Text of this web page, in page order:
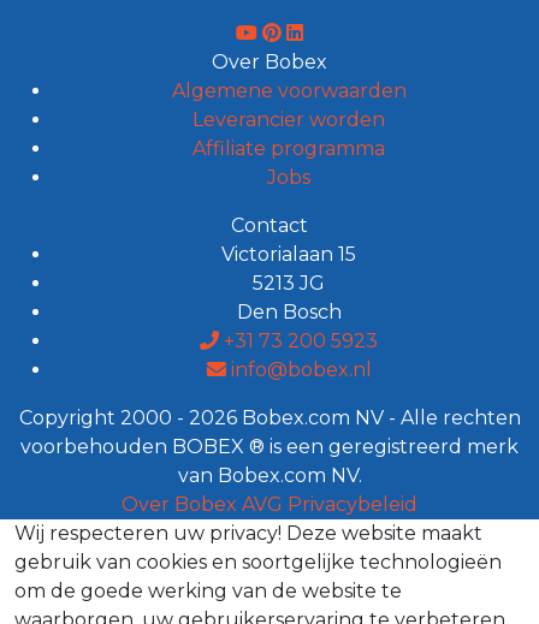
Over Bobex
Algemene voorwaarden
Leverancier worden
Affiliate programma
Jobs
Contact
Victorialaan 15
5213 JG
Den Bosch
+31 73 200 5923
info@bobex.nl
Copyright 2000 - 2026 Bobex.com NV - Alle rechten
voorbehouden BOBEX ® is een geregistreerd merk
van Bobex.com NV.
Over Bobex AVG Privacybeleid
Wij respecteren uw privacy! Deze website maakt
gebruik van cookies en soortgelijke technologieën
om de goede werking van de website te